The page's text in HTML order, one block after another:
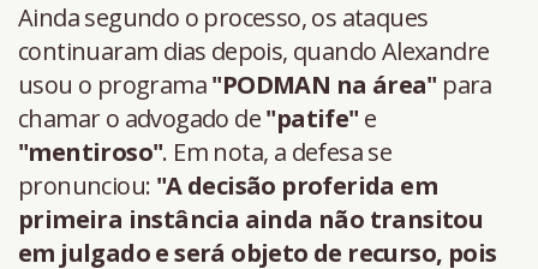
Ainda segundo o processo, os ataques
continuaram dias depois, quando Alexandre
usou o programa"PODMAN na área" para
chamar o advogado de"patife" e
"mentiroso". Em nota, a defesa se
pronunciou: "A decisão proferida em
primeira instância ainda não transitou
em julgado e será objeto de recurso, pois